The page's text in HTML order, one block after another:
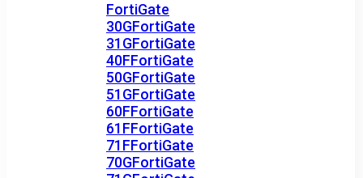
FortiGate
30GFortiGate
31GFortiGate
40FFortiGate
50GFortiGate
51GFortiGate
60FFortiGate
61FFortiGate
71FFortiGate
70GFortiGate